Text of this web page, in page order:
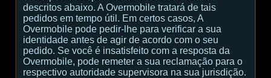
descritos abaixo. A Overmobile tratará de tais
pedidos em tempo útil. Em certos casos, A
Overmobile pode pedir-lhe para verificar a sua
identidade antes de agir de acordo com o seu
pedido. Se você é insatisfeito com a resposta da
Overmobile, pode remeter a sua reclamação para o
respectivo autoridade supervisora na sua jurisdição.